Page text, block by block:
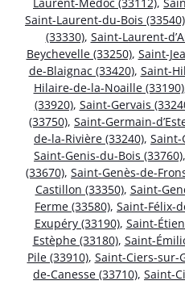
Saint-Laurent-du-Bois (33540)
(33330), Saint-Laurent-
Beychevelle (33250), Saint-
de-Blaignac (33420), Saint-
Hilaire-de-la-Noaille (33190)
(33920), Saint-Gervais
(33750), Saint-Germain-
de-la-Rivière (33240), Saint-
Saint-Genis-du-Bois (33760),
(33670), Saint-Genès-de-
Castillon (33350), Saint-
Ferme (33580), Saint-Félix-
Exupéry (33190), Saint-
Estèphe (33180), Saint-
Pile (33910), Saint-Ciers-sur-
de-Canesse (33710), Saint-